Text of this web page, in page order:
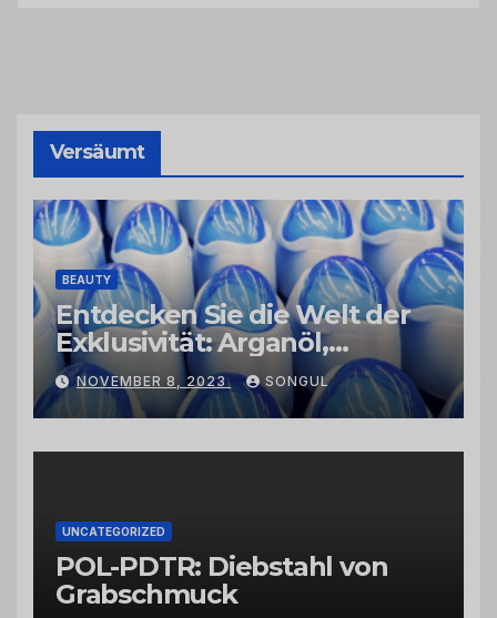
Versäumt
BEAUTY
Entdecken Sie die Welt der
Exklusivität: Arganöl,
Kaktusfeigenkernöl und
Schwarzkümmelöl von
vertrauenswürdigen
Großhändlern und Anbietern
NOVEMBER 8, 2023 SONGUL
UNCATEGORIZED
POL-PDTR: Diebstahl von
Grabschmuck